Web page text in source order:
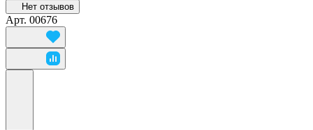
Нет отзывов
Арт. 00676